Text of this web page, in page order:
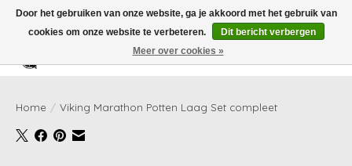
Verlanglijst
Home / Viking Marathon Potten Laag Set compleet
Door het gebruiken van onze website, ga je akkoord met het gebruik van
cookies om onze website te verbeteren.
Dit bericht verbergen
Meer over cookies »